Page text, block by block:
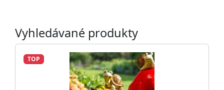
Vyhledávané produkty
TOP